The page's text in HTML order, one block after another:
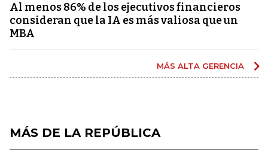
Al menos 86% de los ejecutivos financieros
consideran que la IA es más valiosa que un
MBA
MÁS ALTA GERENCIA
MÁS DE LA REPÚBLICA